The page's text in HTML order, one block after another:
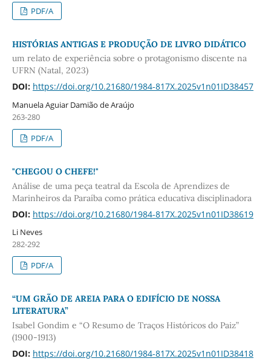
PDF/A
HISTÓRIAS ANTIGAS E PRODUÇÃO DE LIVRO DIDÁTICO
um relato de experiência sobre o protagonismo discente na
UFRN (Natal, 2023)
DOI: https://doi.org/10.21680/1984-817X.2025v1n01ID38457
Manuela Aguiar Damião de Araújo
263-280
PDF/A
"CHEGOU O CHEFE!"
Análise de uma peça teatral da Escola de Aprendizes de
Marinheiros da Paraíba como prática educativa disciplinadora
DOI: https://doi.org/10.21680/1984-817X.2025v1n01ID38619
Li Neves
282-292
PDF/A
“UM GRÃO DE AREIA PARA O EDIFÍCIO DE NOSSA
LITERATURA”
Isabel Gondim e “O Resumo de Traços Históricos do Paiz”
(1900-1913)
DOI: https://doi.org/10.21680/1984-817X.2025v1n01ID38418